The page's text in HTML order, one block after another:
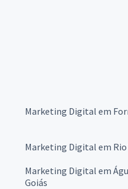
Marketing Digital em
Marketing Digital em Rio
Marketing Digital em
Goiás